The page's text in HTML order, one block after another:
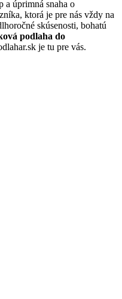
úprimná snaha o
ktorá je pre nás vždy na
skúsenosti, bohatú
podlaha do
je tu pre vás.